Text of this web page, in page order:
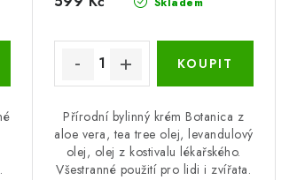
Přírodní bylinný krém Botanica z
aloe vera, tea tree olej, levandulový
olej, olej z kostivalu lékařského.
Všestranné použití pro lidi i zvířata.